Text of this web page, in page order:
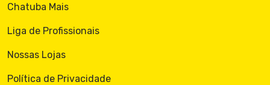
Chatuba Mais
Liga de Profissionais
Nossas Lojas
Política de Privacidade